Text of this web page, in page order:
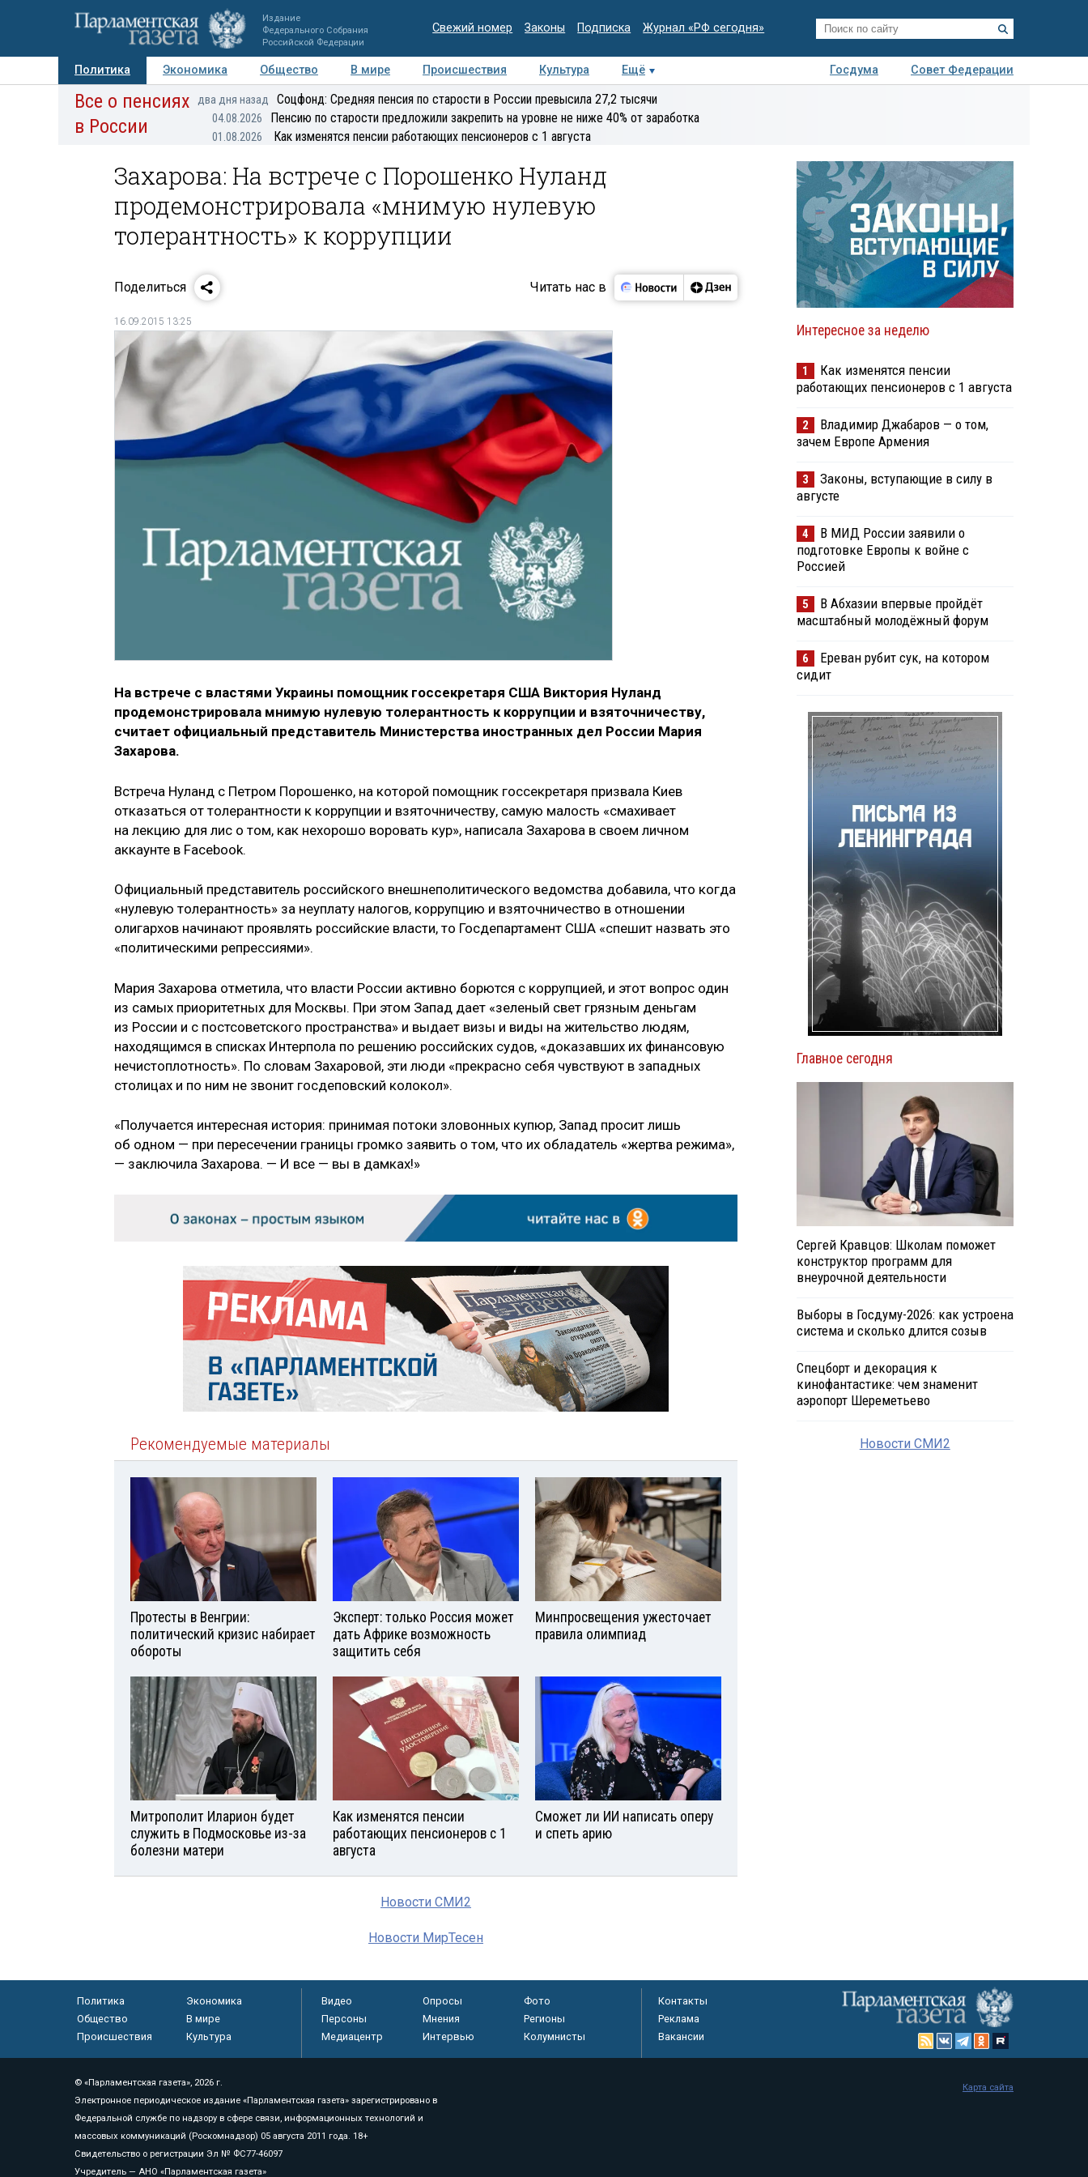
Издание
Федерального Собрания
Российской Федерации
Свежий номер Законы Подписка Журнал «РФ сегодня»
Политика Экономика Общество В мире Происшествия Культура Ещё Госдума
Совет Федерации
Авторы Персоны Мнения Регионы Медиацентр Интервью Колумнисты
Все о пенсиях
в России
два дня назад Соцфонд: Средняя пенсия по старости в России превысила 27,2 тысячи
04.08.2026 Пенсию по старости предложили закрепить на уровне не ниже 40% от заработка
01.08.2026 Как изменятся пенсии работающих пенсионеров с 1 августа
Захарова: На встрече с Порошенко Нуланд
продемонстрировала «мнимую нулевую
толерантность» к коррупции
Поделиться Читать нас в
16.09.2015 13:25
На встрече с властями Украины помощник госсекретаря США Виктория Нуланд
продемонстрировала мнимую нулевую толерантность к коррупции и взяточничеству,
считает официальный представитель Министерства иностранных дел России Мария
Захарова.
Встреча Нуланд с Петром Порошенко, на которой помощник госсекретаря призвала Киев
отказаться от толерантности к коррупции и взяточничеству, самую малость «смахивает
на лекцию для лис о том, как нехорошо воровать кур», написала Захарова в своем личном
аккаунте в Facebook.
Официальный представитель российского внешнеполитического ведомства добавила, что когда
«нулевую толерантность» за неуплату налогов, коррупцию и взяточничество в отношении
олигархов начинают проявлять российские власти, то Госдепартамент США «спешит назвать это
«политическими репрессиями».
Мария Захарова отметила, что власти России активно борются с коррупцией, и этот вопрос один
из самых приоритетных для Москвы. При этом Запад дает «зеленый свет грязным деньгам
из России и с постсоветского пространства» и выдает визы и виды на жительство людям,
находящимся в списках Интерпола по решению российских судов, «доказавших их финансовую
нечистоплотность». По словам Захаровой, эти люди «прекрасно себя чувствуют в западных
столицах и по ним не звонит госдеповский колокол».
«Получается интересная история: принимая потоки зловонных купюр, Запад просит лишь
об одном — при пересечении границы громко заявить о том, что их обладатель «жертва режима»,
— заключила Захарова. — И все — вы в дамках!»
Рекомендуемые материалы
Протесты в Венгрии:
политический кризис набирает
обороты
Эксперт: только Россия может
дать Африке возможность
защитить себя
Минпросвещения ужесточает
правила олимпиад
Митрополит Иларион будет
служить в Подмосковье из-за
болезни матери
Как изменятся пенсии
работающих пенсионеров с 1
августа
Сможет ли ИИ написать оперу
и спеть арию
Новости СМИ2
Новости МирТесен
Интересное за неделю
1
Как изменятся пенсии
работающих пенсионеров с 1 августа
2
Владимир Джабаров — о том,
зачем Европе Армения
3
Законы, вступающие в силу в
августе
4
В МИД России заявили о
подготовке Европы к войне с
Россией
5
В Абхазии впервые пройдёт
масштабный молодёжный форум
6
Ереван рубит сук, на котором
сидит
Главное сегодня
Сергей Кравцов: Школам поможет
конструктор программ для
внеурочной деятельности
Выборы в Госдуму-2026: как устроена
система и сколько длится созыв
Спецборт и декорация к
кинофантастике: чем знаменит
аэропорт Шереметьево
Новости СМИ2
Политика
Экономика
Общество
В мире
Происшествия
Культура
Видео Опросы
Фото
Персоны
Мнения
Регионы
Медиацентр
Интервью Колумнисты
Контакты
Реклама
Вакансии
© «Парламентская газета», 2026 г.
Электронное периодическое издание «Парламентская газета» зарегистрировано в
Федеральной службе по надзору в сфере связи, информационных технологий и
массовых коммуникаций (Роскомнадзор) 05 августа 2011 года. 18+
Свидетельство о регистрации Эл № ФС77-46097
Учредитель — АНО «Парламентская газета»
Карта сайта